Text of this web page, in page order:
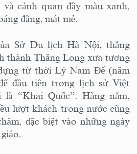
cảnh quan đầy màu xanh,
đãng, mát mẻ.
Sở Du lịch Hà Nội, thắng
thành Thăng Long xưa tương
từ thời Lý Nam Đế (năm
đầu tiên trong lịch sử Việt
“Khai Quốc”. Hàng năm,
lượt khách trong nước cũng
đặc biệt vào những ngày